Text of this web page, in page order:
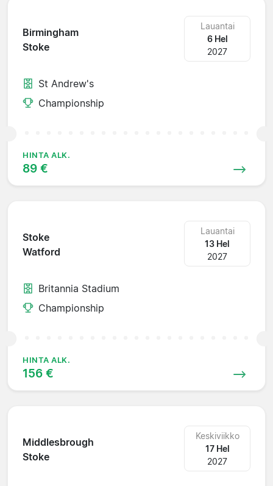
Birmingham
Stoke
Lauantai
6 Hel
2027
St Andrew's
Championship
HINTA ALK.
89 €
Stoke
Watford
Lauantai
13 Hel
2027
Britannia Stadium
Championship
HINTA ALK.
156 €
Middlesbrough
Stoke
Keskiviikko
17 Hel
2027